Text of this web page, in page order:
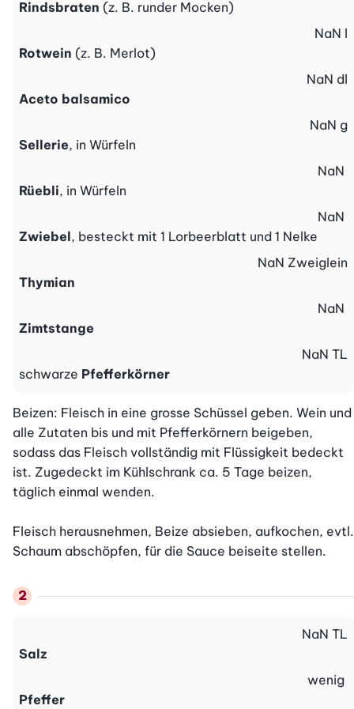
Rindsbraten (z. B. runder Mocken)
Rotwein (z. B. Merlot)
NaN l
Aceto balsamico
NaN dl
Sellerie, in Würfeln
NaN g
Rüebli, in Würfeln
NaN
Zwiebel, besteckt mit 1 Lorbeerblatt und 1 Nelke
NaN
Thymian
NaN Zweiglein
Zimtstange
NaN
schwarze Pfefferkörner
NaN TL
Beizen: Fleisch in eine grosse Schüssel geben. Wein und
alle Zutaten bis und mit Pfefferkörnern beigeben,
sodass das Fleisch vollständig mit Flüssigkeit bedeckt
ist. Zugedeckt im Kühlschrank ca. 5 Tage beizen,
täglich einmal wenden.
Fleisch herausnehmen, Beize absieben, aufkochen, evtl.
Schaum abschöpfen, für die Sauce beiseite stellen.
Salz
NaN TL
Pfeffer
wenig